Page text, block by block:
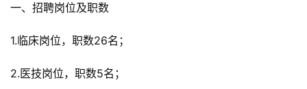
一、招聘岗位及职数
1.临床岗位，职数26名；
2.医技岗位，职数5名；